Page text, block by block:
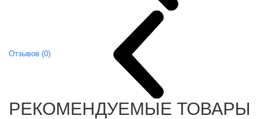
Отзывов (0)
РЕКОМЕНДУЕМЫЕ ТОВАРЫ